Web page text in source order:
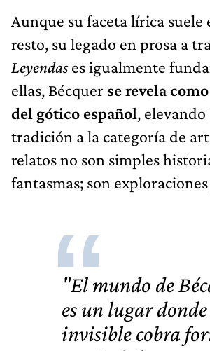
Aunque su faceta lírica suele
resto, su legado en prosa a
Leyendases igualmente
ellas, Bécquer se revela
del gótico español,
tradición a la categoría de
relatos no son simples
fantasmas; son
"El mundo de
es un lugar
invisible cobra